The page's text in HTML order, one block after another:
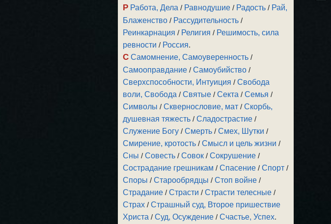
Р Работа, Дела / Равнодушие / Радость / Рай,
Блаженство / Рассудительность /
Реинкарнация / Религия / Решимость, сила
ревности / Россия.
С Самомнение, Самоуверенность /
Самооправдание /Самоубийство /
Сверхспособности, Интуиция /Свобода
воли, Свобода /Святые /Секта /Семья /
Символы /Сквернословие, мат /Скорбь,
душевная тяжесть /Сладострастие /
Служение Богу /Смерть /Смех, Шутки /
Смирение, кротость /Смысл и цель жизни /
Сны /Совесть /Совок /Сокрушение /
Сострадание грешникам /Спасение /Спорт /
Споры /Старообрядцы /Стоп войне /
Страдание /Страсти /Страсти телесные /
Страх /Страшный суд, Второе пришествие
Христа /Суд, Осуждение /Счастье, Успех.